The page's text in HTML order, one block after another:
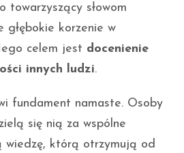
towarzyszący słowom
głębokie korzenie w
celem jest docenienie
innych ludzi.
fundament namaste. Osoby
się nią za wspólne
wiedzę, którą otrzymują od